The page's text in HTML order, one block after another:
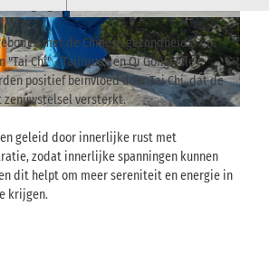
Thomas Richt
er |
CC-BY-SA
© Taijiquan Sächsische Schweiz, Thomas Richt
er | CC-BY-SA
met de Chinese gezondheids- en
"Tai Chi" - Taijiquan en Qi Gong. Alle
positief beïnvloed door Tai Chi, dat de
zenuwstelsel versterkt.
geleid door innerlijke rust met
zodat innerlijke spanningen kunnen
dit helpt om meer sereniteit en energie in
krijgen.